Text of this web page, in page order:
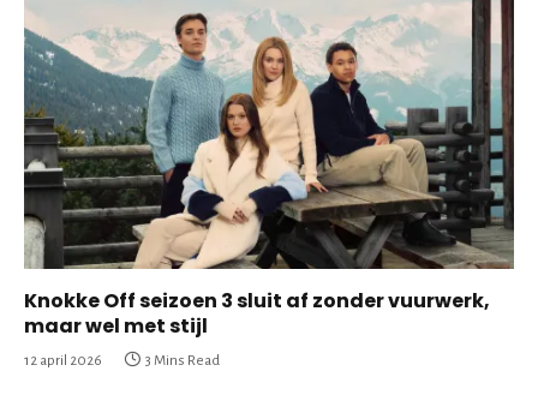
Knokke Off seizoen 3 sluit af zonder vuurwerk,
maar wel met stijl
12 april 2026 3 Mins Read